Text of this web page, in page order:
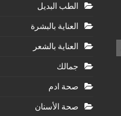
الطب البديل
العناية بالبشرة
العناية بالشعر
جمالك
صحة ادم
صحة الأسنان